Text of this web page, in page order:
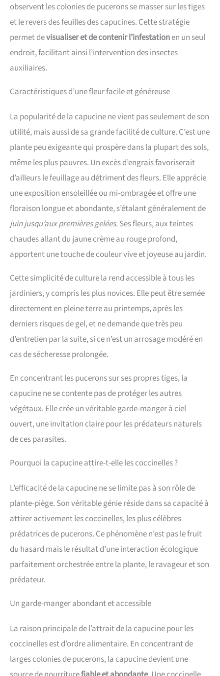
observent les colonies de pucerons se masser sur les tiges
et le revers des feuilles des capucines. Cette stratégie
permet devisualiser et de contenir l’infestationen un seul
endroit, facilitant ainsi l’intervention des insectes
auxiliaires.
Caractéristiques d’une fleur facile et généreuse
La popularité de la capucine ne vient pas seulement de son
utilité, mais aussi de sa grande facilité de culture. C’est une
plante peu exigeante qui prospère dans la plupart des sols,
même les plus pauvres. Un excès d’engrais favoriserait
d’ailleurs le feuillage au détriment des fleurs. Elle apprécie
une exposition ensoleillée ou mi-ombragée et offre une
floraison longue et abondante, s’étalant généralement de
juin jusqu’aux premières gelées. Ses fleurs, aux teintes
chaudes allant du jaune crème au rouge profond,
apportent une touche de couleur vive et joyeuse au jardin.
Cette simplicité de culture la rend accessible à tous les
jardiniers, y compris les plus novices. Elle peut être semée
directement en pleine terre au printemps, après les
derniers risques de gel, et ne demande que très peu
d’entretien par la suite, si ce n’est un arrosage modéré en
cas de sécheresse prolongée.
En concentrant les pucerons sur ses propres tiges, la
capucine ne se contente pas de protéger les autres
végétaux. Elle crée un véritable garde-manger à ciel
ouvert, une invitation claire pour les prédateurs naturels
de ces parasites.
Pourquoi la capucine attire-t-elle les coccinelles ?
L’efficacité de la capucine ne se limite pas à son rôle de
plante-piège. Son véritable génie réside dans sa capacité à
attirer activement les coccinelles, les plus célèbres
prédatrices de pucerons. Ce phénomène n’est pas le fruit
du hasard mais le résultat d’une interaction écologique
parfaitement orchestrée entre la plante, le ravageur et son
prédateur.
Un garde-manger abondant et accessible
La raison principale de l’attrait de la capucine pour les
coccinelles est d’ordre alimentaire. En concentrant de
larges colonies de pucerons, la capucine devient une